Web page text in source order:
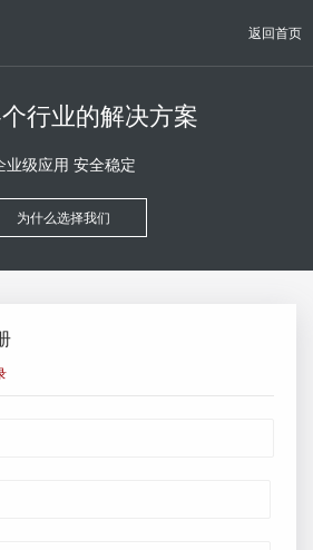
返回首页
行业的解决方案
业级应用 安全稳定
为什么选择我们